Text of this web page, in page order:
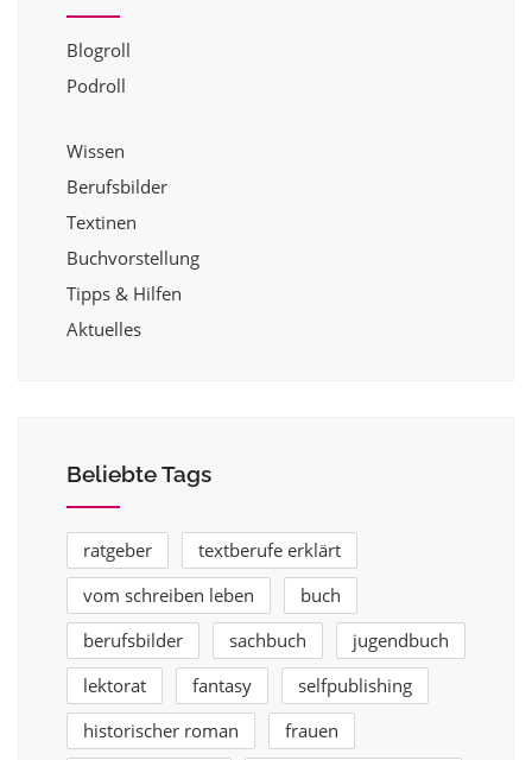
Blogroll
Podroll
Wissen
Berufsbilder
Textinen
Buchvorstellung
Tipps & Hilfen
Aktuelles
Beliebte Tags
ratgeber
textberufe erklärt
vom schreiben leben
buch
berufsbilder
sachbuch
jugendbuch
lektorat
fantasy
selfpublishing
historischer roman
frauen